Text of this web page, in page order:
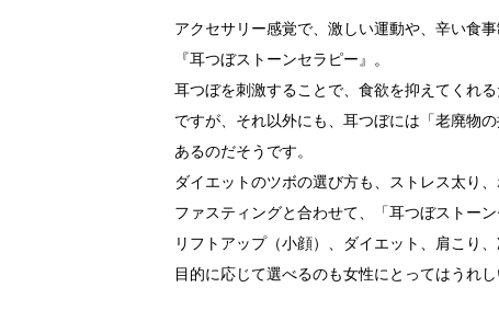
アクセサリー感覚で、激しい運動や、辛い食
『耳つぼストーンセラピー』。
耳つぼを刺激することで、食欲を抑えてくれ
ですが、それ以外にも、耳つぼには「老廃物
あるのだそうです。
ダイエットのツボの選び方も、ストレス太り
ファスティングと合わせて、「耳つぼストー
リフトアップ（小顔）、ダイエット、肩こり
目的に応じて選べるのも女性にとってはうれ